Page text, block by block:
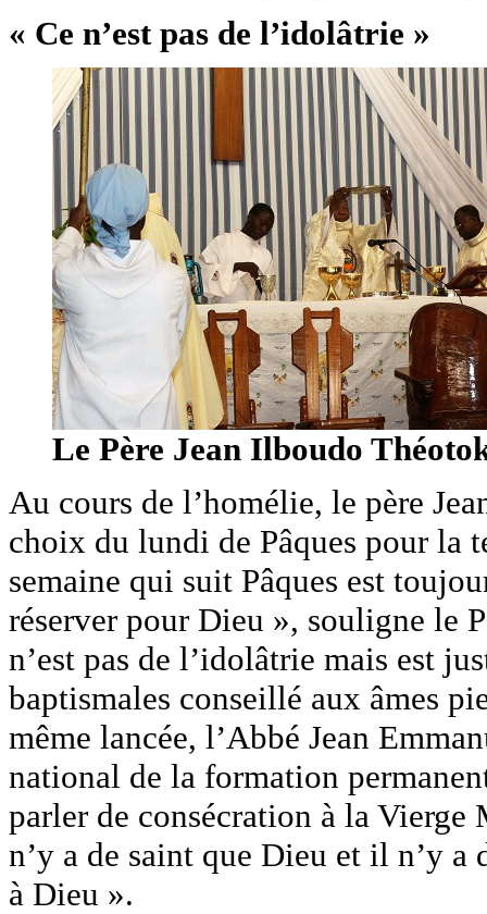
« Ce n’est pas de l’idolâtrie »
Le Père Jean Ilboudo
Au cours de l’homélie, le père
choix du lundi de Pâques pour la
semaine qui suit Pâques est
réserver pour Dieu », souligne le
n’est pas de l’idolâtrie mais est
baptismales conseillé aux âmes
même lancée, l’Abbé Jean
national de la formation
parler de consécration à la Vierge
n’y a de saint que Dieu et il n’y a
à Dieu ».